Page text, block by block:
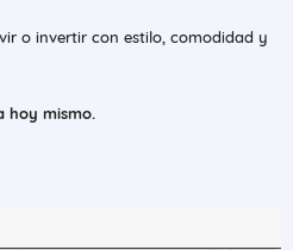
o invertir con estilo, comodidad y
hoy mismo.